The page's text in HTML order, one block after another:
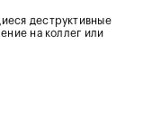
деструктивные
на коллег или